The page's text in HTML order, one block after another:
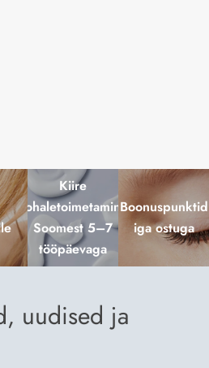
Kiire
kohaletoimetamine
Soomest 5–7
tööpäevaga
Boonuspunktid
iga ostuga
uudised ja